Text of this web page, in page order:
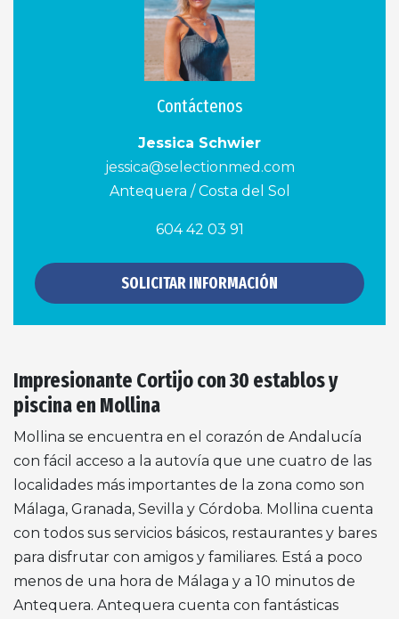
Contáctenos
Jessica Schwier
jessica@selectionmed.com
Antequera / Costa del Sol
604 42 03 91
SOLICITAR INFORMACIÓN
Impresionante Cortijo con 30 establos y
piscina en Mollina
Mollina se encuentra en el corazón de Andalucía
con fácil acceso a la autovía que une cuatro de las
localidades más importantes de la zona como son
Málaga, Granada, Sevilla y Córdoba. Mollina cuenta
con todos sus servicios básicos, restaurantes y bares
para disfrutar con amigos y familiares. Está a poco
menos de una hora de Málaga y a 10 minutos de
Antequera. Antequera cuenta con fantásticas